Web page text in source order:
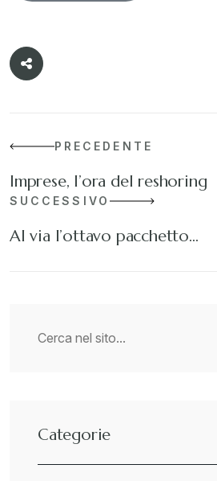
PRECEDENTE
Imprese, l’ora del reshoring
SUCCESSIVO
Al via l’ottavo pacchetto…
Categorie